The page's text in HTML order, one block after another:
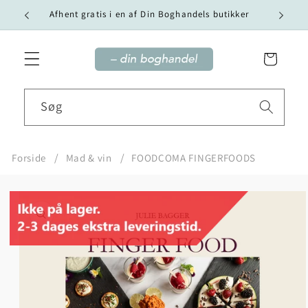
Gå til
indhold
Afhent gratis i en af Din Boghandels butikker Vi
Søg
Indkøbskurv
Forside Mad & vin FOODCOMA FINGERFOODS
Gå til
produktoplysninger